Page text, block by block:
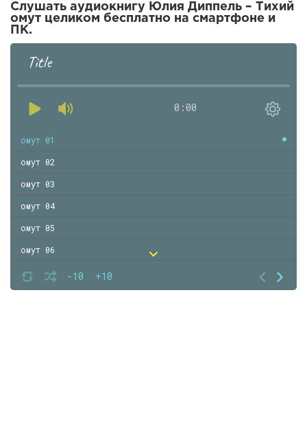
Слушать аудиокнигу Юлия Диппель – Тихий
омут целиком бесплатно на смартфоне и
ПК.
Title
0:00
-10 +10
омут 01
омут 02
омут 03
омут 04
омут 05
омут 06
омут 07
омут 08